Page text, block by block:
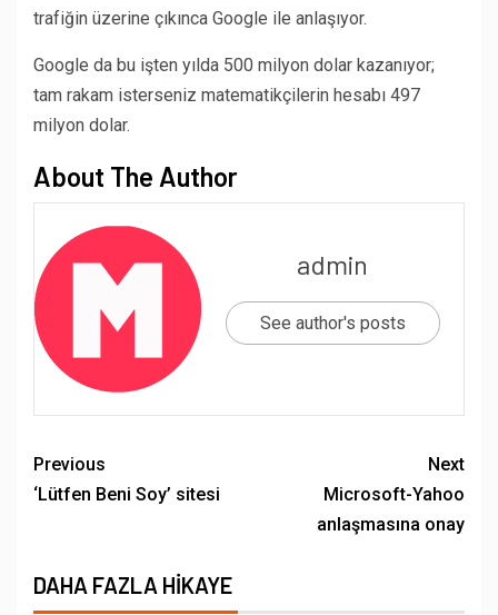
trafiğin üzerine çıkınca Google ile anlaşıyor.
Google da bu işten yılda 500 milyon dolar kazanıyor;
tam rakam isterseniz matematikçilerin hesabı 497
milyon dolar.
About The Author
admin
See author's posts
Previous
‘Lütfen Beni Soy’ sitesi
Next
Microsoft-Yahoo
anlaşmasına onay
DAHA FAZLA HIKAYE